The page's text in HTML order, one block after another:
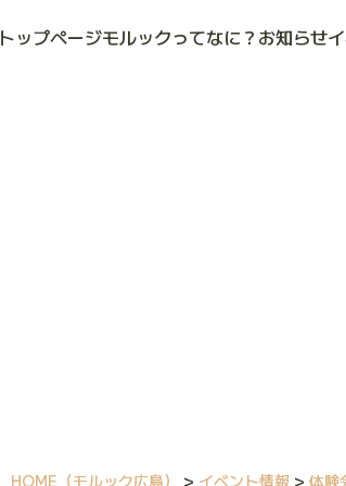
トップページモルックってなに？ お知らせ
HOME （モルック広島） > イベント情報 > 体験